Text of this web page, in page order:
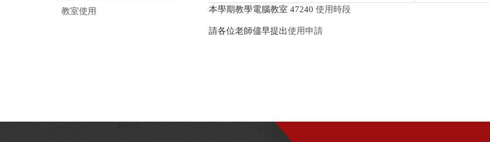
教室使用
本學期教學電腦教室 47240 使用時段
請各位老師儘早提出使用申請